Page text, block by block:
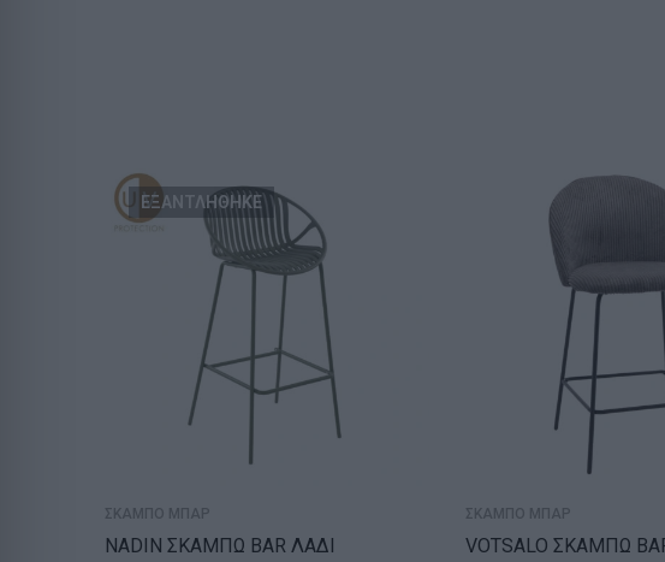
ΕΞΑΝΤΛΗΘΗΚΕ
ΣΚΑΜΠΟ ΜΠΑΡ
NADIN ΣΚΑΜΠΩ BAR ΛΑΔΙ
ΣΚΑΜΠΟ ΜΠΑΡ
VOTSALO ΣΚΑΜΠΩ